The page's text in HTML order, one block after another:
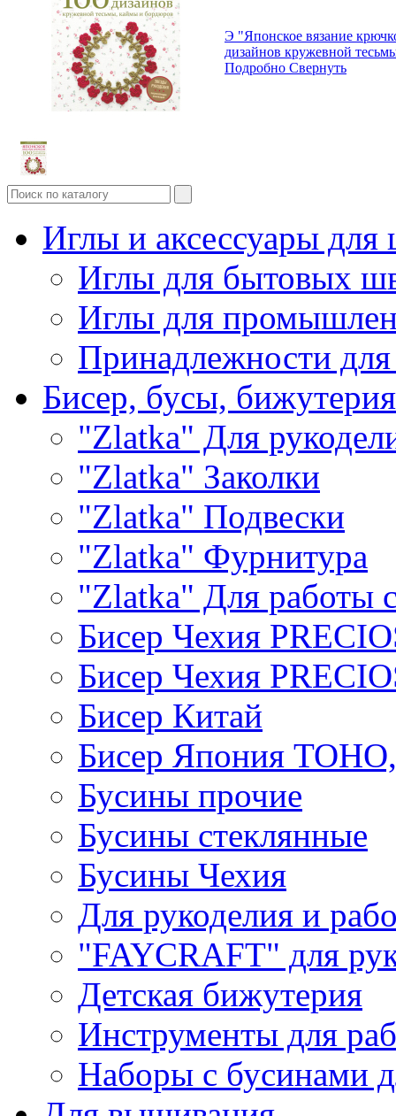
Э "Японское вязание
дизайнов кружевной
Подробно Свернуть
Иглы и аксессуары
Иглы для бытовых
Иглы для
Принадлежности
Бисер, бусы, бижутерия
"Zlatka" Для
"Zlatka" Заколки
"Zlatka" Подвески
"Zlatka" Фурнитура
"Zlatka" Для работы
Бисер Чехия
Бисер Чехия
Бисер Китай
Бисер Япония
Бусины прочие
Бусины стеклянные
Бусины Чехия
Для рукоделия и
"FAYCRAFT" для
Детская бижутерия
Инструменты для
Наборы с бусинами